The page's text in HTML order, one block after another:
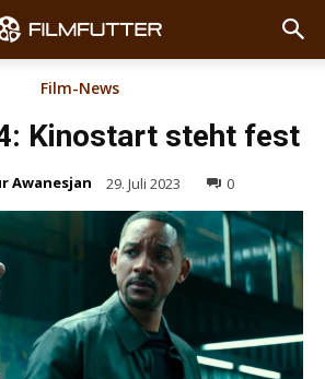
Film-News
Kinostart steht fest
Awanesjan 29. Juli 2023 0